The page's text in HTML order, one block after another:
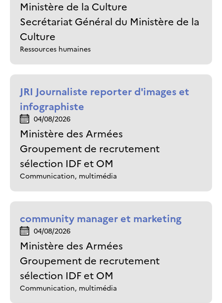
Ministère de la Culture
Secrétariat Général du Ministère de la
Culture
Ressources humaines
JRI Journaliste reporter d'images et
infographiste
04/08/2026
Ministère des Armées
Groupement de recrutement
sélection IDF et OM
Communication, multimédia
community manager et marketing
04/08/2026
Ministère des Armées
Groupement de recrutement
sélection IDF et OM
Communication, multimédia